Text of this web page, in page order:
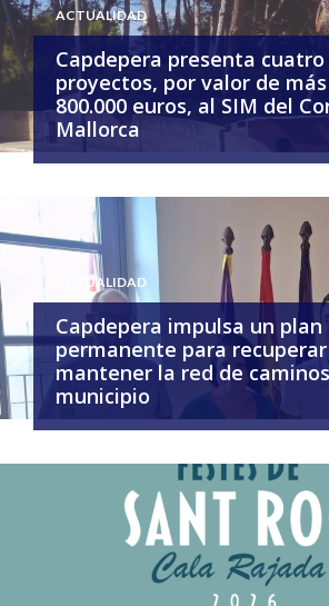
ACTUALIDAD
Capdepera presenta cuatro
proyectos, por valor de
800.000 euros, al SIM del
Mallorca
ACTUALIDAD
Capdepera impulsa un plan
permanente para
mantener la red de
municipio